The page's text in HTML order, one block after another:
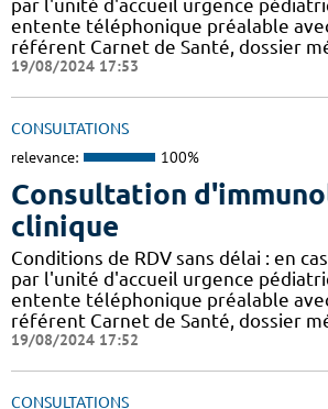
par l'unité d'accueil urgence
entente téléphonique préalable
référent Carnet de Santé, dossier
19/08/2024 17:53
CONSULTATIONS
relevance: 100%
Consultation
clinique
Conditions de RDV sans délai : en
par l'unité d'accueil urgence
entente téléphonique préalable
référent Carnet de Santé, dossier
19/08/2024 17:52
CONSULTATIONS